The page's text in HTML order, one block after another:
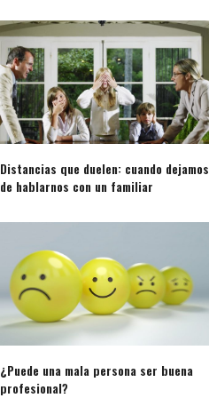
Distancias que duelen: cuando dejamos
de hablarnos con un familiar
¿Puede una mala persona ser buena
profesional?